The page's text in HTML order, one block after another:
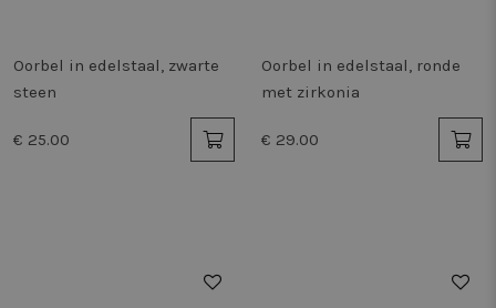
Oorbel in edelstaal, zwarte
steen
€ 25.00
Oorbel in edelstaal, ronde
met zirkonia
€ 29.00